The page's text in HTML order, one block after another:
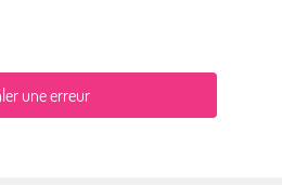
une erreur